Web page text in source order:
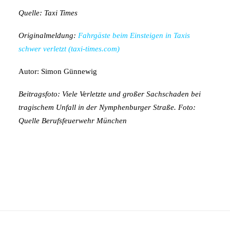
Quelle: Taxi Times
Originalmeldung: Fahrgäste beim Einsteigen in Taxis
schwer verletzt (taxi-times.com)
Autor: Simon Günnewig
Beitragsfoto: Viele Verletzte und großer Sachschaden bei
tragischem Unfall in der Nymphenburger Straße. Foto:
Quelle Berufsfeuerwehr München